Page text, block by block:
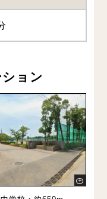
ョン